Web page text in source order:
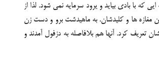
که با بادی بیاید و یرود سرمایه نمی شود. لذا از
مغازه ها و کلیدشان. به ماهیدشت برو و دست زن
تعریف کرد. آنها هم بلافاصله به دزفول آمدند و